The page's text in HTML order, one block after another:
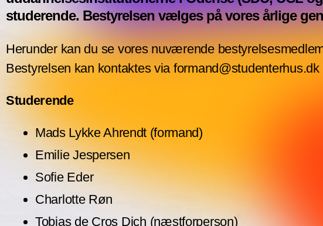
studerende. Bestyrelsen vælges på vores årlige
Herunder kan du se vores nuværende
Bestyrelsen kan kontaktes via formand@studenterhus.dk
Studerende
Mads Lykke Ahrendt (formand)
Emilie Jespersen
Sofie Eder
Charlotte Røn
Tobias de Cros Dich (næstforperson)